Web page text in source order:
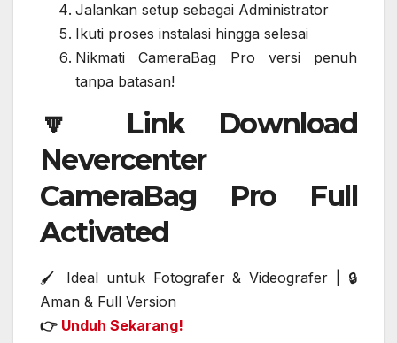
Jalankan setup sebagai Administrator
Ikuti proses instalasi hingga selesai
Nikmati CameraBag Pro versi penuh
tanpa batasan!
🔽 Link Download
Nevercenter
CameraBag Pro Full
Activated
🖌️ Ideal untuk Fotografer & Videografer | 🔒
Aman & Full Version
👉 Unduh Sekarang!